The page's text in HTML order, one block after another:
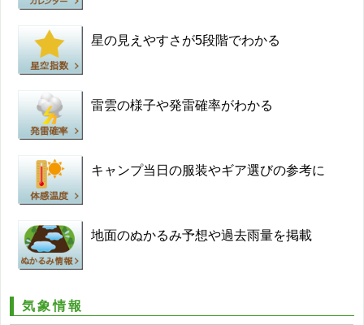
星の見えやすさが5段階でわかる
雷雲の様子や発雷確率がわかる
キャンプ当日の服装やギア選びの参考に
地面のぬかるみ予想や過去雨量を掲載
気象情報